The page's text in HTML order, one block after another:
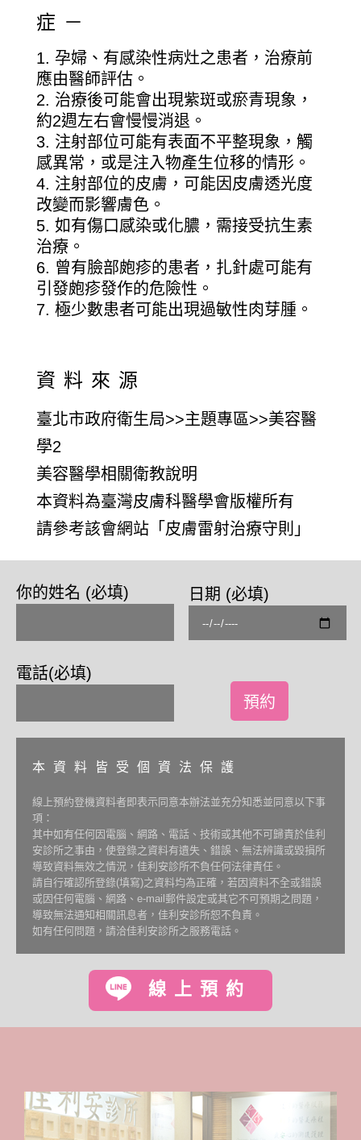
症－
孕婦、有感染性病灶之患者，治療前
應由醫師評估。
治療後可能會出現紫斑或瘀青現象，
約2週左右會慢慢消退。
注射部位可能有表面不平整現象，觸
感異常，或是注入物產生位移的情形。
注射部位的皮膚，可能因皮膚透光度
改變而影響膚色。
如有傷口感染或化膿，需接受抗生素
治療。
曾有臉部皰疹的患者，扎針處可能有
引發皰疹發作的危險性。
極少數患者可能出現過敏性肉芽腫。
資料來源
臺北市政府衛生局>>主題專區>>美容醫
學2
美容醫學相關衛教說明
本資料為臺灣皮膚科醫學會版權所有
請參考該會網站「皮膚雷射治療守則」
你的姓名 (必填) 日期 (必填)
電話(必填)
本資料皆受個資法保護
線上預約登機資料者即表示同意本辦法並充分知悉並同意以下事
項：
其中如有任何因電腦、網路、電話、技術或其他不可歸責於佳利
安診所之事由，使登錄之資料有遺失、錯誤、無法辨識或毀損所
導致資料無效之情況，佳利安診所不負任何法律責任。
請自行確認所登錄(填寫)之資料均為正確，若因資料不全或錯誤
或因任何電腦、網路、e-mail郵件設定或其它不可預期之問題，
導致無法通知相關訊息者，佳利安診所恕不負責。
如有任何問題，請洽佳利安診所之服務電話。
線上預約